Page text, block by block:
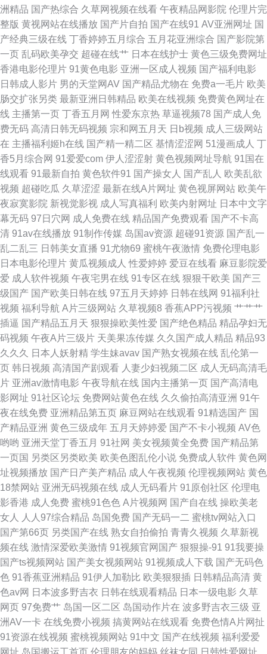
久久视频 操逼国产视频 99爱99操 91啦操全 伊人Av大香蕉 91次元网页登录
91伊人超碰在线 91社免费 91人妻超碰 69福利社一区 亚洲色图13 四虎精品
亚洲 色先锋影音AV 青青草狼友集中营 老司机福利导航站 熟女双飞网 日韩
AV电影导航 欧美国产传媒 欧美人妻导航 日韩另类a片 日韩精品导航 欧美射
精 狼友秘密入口 麻豆爱爱爱 美女搞黄 久久青青草 韩国美女自慰 国产区51
海角 国产不卡在线一区 大香蕉易淫网 超碰高潮 AV狼友社区论坛 97干少妇
久久国产黄色精品 天天日狠狠干 草逼福利视频导航 肏屄福利社 www日本高
清 国产美女在线播放 国产少妇被躁视频 五月婷婷不卡网 无码av影院入口 三
级片直播网站 婷婷五月份影视 四虎网址久久 日韩成人网免费
洲精品 国产热综合 久草网视频在线看 午夜精品网影院 伦理片完
整版 黄视网站在线播放 国产片自拍 国产在线91 AV亚洲网址 国
产经典三级在线 丁香婷婷五月综合 五月花亚洲综合 国产影院第
一页 乱码欧美孕交 超碰在线艹 日本在线护士 黄色三级免费网址
香港电影伦理片 91黄色电影 亚洲一区成人视频 国产福利电影
日韩成人影片 男的天堂网AV 国产精品尤物在 免费a一毛片 欧美
肠交扩张另类 最新亚洲日韩精品 欧美在线视频 免费黄色网址在
线 主播第一页 丁香五月网 性爱东京热 草逼视频78 国产成人免
费无码 高清日韩无码视频 宗和网五月天 日b视频 成人三级网站
在 主播福利姬h在线 国产精一精二区 基情涩涩网 51漫画成人 丁
香5月综合网 91爱爱com 伊人涩涩射 黄色视频网址导航 91国在
线观看 91最新自拍 黄色软件91 国产操女人 国产乱人 欧美乱欲
视频 超碰吃瓜 久草涩涩 最新在线A片网址 黄色视屏网站 欧美午
夜寂寞影院 新视觉影视 成人写真福利 欧美内射网址 日本中文字
幕无码 97日穴网 成人免费在线 精品国产免费观看 国产不卡高
清 91av在线播放 91制作传媒 岛国av资源 超碰91资源 国产乱一
乱二乱三 日韩美女直播 91尤物69 蜜桃午夜激情 免费伦理电影
日本电影伦理片 黄瓜视频成人 性爱婷婷 爱豆在线看 麻豆影院爱
爱 成人软件视频 午夜宅男在线 91专区在线 狠狠干欧美 国产三
级国产 国产欧美日韩在线 97五月天婷婷 日韩在线网 91福利社
视频 福利导航 A片三级网站 久草视频8 香蕉APP污视频 艹艹艹
插逼 国产精品五月天 狠狠操欧美性爱 国产绝色精品 精品孕妇无
码视频 午夜A片三级片 天美果冻传媒 久久国产成人精品 精品93
久久久
日本人妖射精 学生妹avav 国产熟女视频在线 乱伦第一
页 韩日视频 高清国产剧观看 人妻少妇视频二区 成人无码高清毛
片 亚洲av激情电影 午夜导航在线 国内主播第一页 国产高清电
影网址 91社区论坛 免费网站黄色在线 久久偷拍高清亚洲 91午
夜在线免费 亚洲精品第五页 麻豆网站在线观看 91精选国产 国
产精品亚洲 黄色三级成年 五月天婷婷爱 国产不卡小视频 AV色
哟哟 亚洲天堂丁香五月 91社网 美女视频黄全免费 国产精品第
一页国 另类区另类欧美 欧美色图乱伦小说 免费成人软件 黄色网
址视频播放 国产日产美产精品 成人午夜视频 伦理视频网站 黄色
18禁网站 亚洲无码视频在线 成人无码看片 91原创社区 伦理电
影香港 成人免费 蜜桃91色色 A片视频网 国产自在线 操欧美老
女人
人人97综合精品 岛国免费 国产无码一二 蜜桃tv网站入口
国产第66页 另类国产在线 熟女自拍偷拍 青青久视频 久草新视
频在线 激情深爱欧美激情 91视频官网国产 狠狠操-91 91我要操
国产ts视频网站 国产美女视频网站 91视频成人下载 国产无码色
色 91香蕉亚洲精品 91伊人加勒比 欧美狠狠插 日韩精品高清 黄
色av网 日本波多野吉衣 日韩在线观看精品 日本一级电影 久草
网页 97免费艹 岛国一区二区 岛国动作片在 波多野吉衣三级 亚
洲AV一卡 在线免费小视频 搞黄网站在线观看 免费色情A片网扯
91资源在线视频 蜜桃视频网站 91中文 国产在线视频 福利爱爱
网址 岛国搬运工首页 伦理朋友的妈妈 丝袜女同 日韩性爱网址